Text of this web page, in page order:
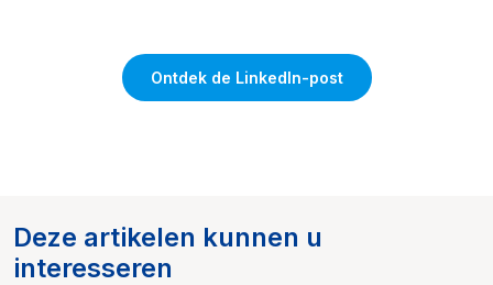
Ontdek de LinkedIn-post
Deze artikelen kunnen u
interesseren